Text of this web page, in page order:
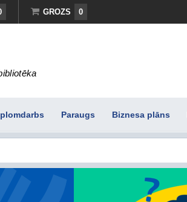
GROZS 0
Paraugs Biznesa plāns